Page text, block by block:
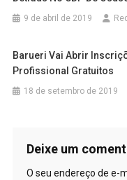
9 de abril de 2019
Barueri Vai Abrir
Profissional Gratuitos
18 de setembro de 2019
Deixe um
O seu endereço de e-